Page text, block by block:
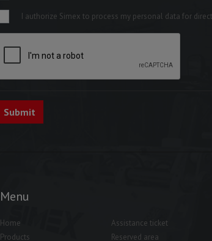
I authorize Simex to process my personal data for
Menu
Home
Products
Assistance ticket
Reserved area